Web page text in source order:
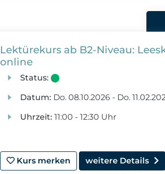
Lektürekurs ab B2-Niveau:
online
Status:
Datum: Do.08.10.2026 - Do.
Uhrzeit: 11:00 - 12:30 Uhr
Kurs merken weitere Details